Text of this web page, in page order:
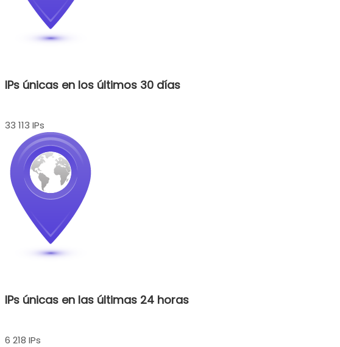
IPs únicas en los últimos 30 días
33 113 IPs
IPs únicas en las últimas 24 horas
6 218 IPs